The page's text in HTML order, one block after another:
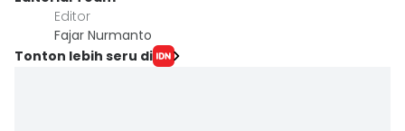
Editor
Fajar Nurmanto
Tonton lebih seru di